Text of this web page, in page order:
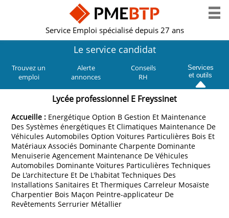
Service Emploi spécialisé depuis 27 ans
Le service candidat
Trouvez un
emploi
Alerte
annonces
Conseils
RH
Services
et outils
Lycée professionnel E Freyssinet
Accueille : Energétique Option B Gestion Et Maintenance
Des Systèmes énergétiques Et Climatiques Maintenance De
Véhicules Automobiles Option Voitures Particulières Bois Et
Matériaux Associés Dominante Charpente Dominante
Menuiserie Agencement Maintenance De Véhicules
Automobiles Dominante Voitures Particulières Techniques
De L'architecture Et De L'habitat Techniques Des
Installations Sanitaires Et Thermiques Carreleur Mosaïste
Charpentier Bois Maçon Peintre-applicateur De
Revêtements Serrurier Métallier